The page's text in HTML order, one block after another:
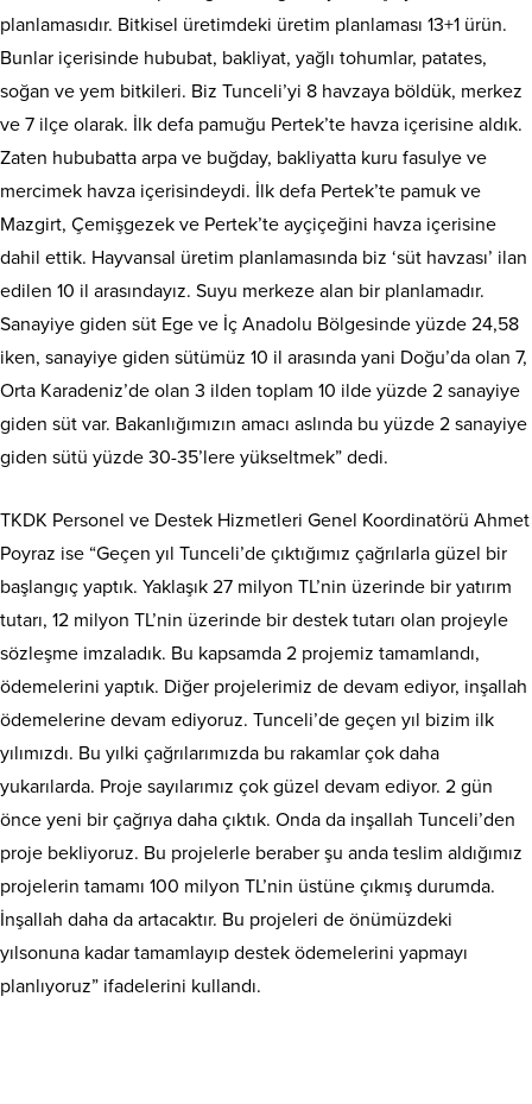
planlamasıdır. Bitkisel üretimdeki üretim planlaması 13+1 ürün.
Bunlar içerisinde hububat, bakliyat, yağlı tohumlar, patates,
soğan ve yem bitkileri. Biz Tunceli’yi 8 havzaya böldük, merkez
ve 7 ilçe olarak. İlk defa pamuğu Pertek’te havza içerisine aldık.
Zaten hububatta arpa ve buğday, bakliyatta kuru fasulye ve
mercimek havza içerisindeydi. İlk defa Pertek’te pamuk ve
Mazgirt, Çemişgezek ve Pertek’te ayçiçeğini havza içerisine
dahil ettik. Hayvansal üretim planlamasında biz ‘süt havzası’ ilan
edilen 10 il arasındayız. Suyu merkeze alan bir planlamadır.
Sanayiye giden süt Ege ve İç Anadolu Bölgesinde yüzde 24,58
iken, sanayiye giden sütümüz 10 il arasında yani Doğu’da olan 7,
Orta Karadeniz’de olan 3 ilden toplam 10 ilde yüzde 2 sanayiye
giden süt var. Bakanlığımızın amacı aslında bu yüzde 2 sanayiye
giden sütü yüzde 30-35’lere yükseltmek” dedi.
TKDK Personel ve Destek Hizmetleri Genel Koordinatörü Ahmet
Poyraz ise “Geçen yıl Tunceli’de çıktığımız çağrılarla güzel bir
başlangıç yaptık. Yaklaşık 27 milyon TL’nin üzerinde bir yatırım
tutarı, 12 milyon TL’nin üzerinde bir destek tutarı olan projeyle
sözleşme imzaladık. Bu kapsamda 2 projemiz tamamlandı,
ödemelerini yaptık. Diğer projelerimiz de devam ediyor, inşallah
ödemelerine devam ediyoruz. Tunceli’de geçen yıl bizim ilk
yılımızdı. Bu yılki çağrılarımızda bu rakamlar çok daha
yukarılarda. Proje sayılarımız çok güzel devam ediyor. 2 gün
önce yeni bir çağrıya daha çıktık. Onda da inşallah Tunceli’den
proje bekliyoruz. Bu projelerle beraber şu anda teslim aldığımız
projelerin tamamı 100 milyon TL’nin üstüne çıkmış durumda.
İnşallah daha da artacaktır. Bu projeleri de önümüzdeki
yılsonuna kadar tamamlayıp destek ödemelerini yapmayı
planlıyoruz” ifadelerini kullandı.